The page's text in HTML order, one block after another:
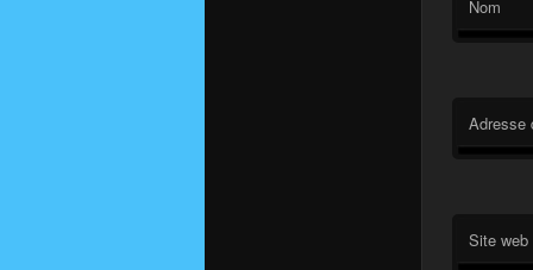
Nom
Adresse
Site web